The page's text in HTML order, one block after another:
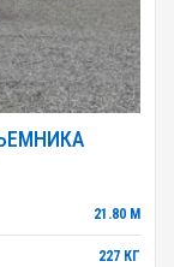
21.80 М
227 КГ